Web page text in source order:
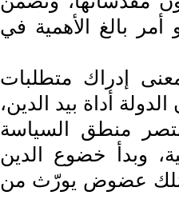
بالغ الأهمية في
إدراك متطلبات
أداة بيد الدين،
منطق السياسة
وبدأ خضوع الدين
مُلك عضوض يورّث من